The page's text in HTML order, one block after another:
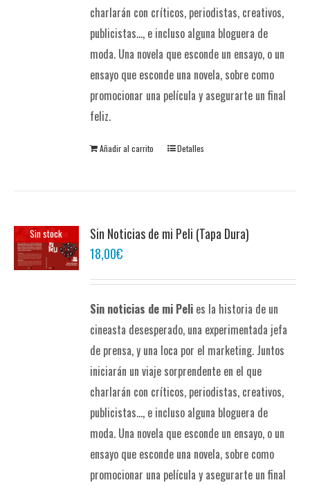
charlarán con críticos, periodistas, creativos,
publicistas..., e incluso alguna bloguera de
moda. Una novela que esconde un ensayo, o un
ensayo que esconde una novela, sobre como
promocionar una película y asegurarte un final
feliz.
Añadir al carrito Detalles
Sin stock
Sin Noticias de mi Peli (Tapa Dura)
18,00€
Sin noticias de mi Peli es la historia de un
cineasta desesperado, una experimentada jefa
de prensa, y una loca por el marketing. Juntos
iniciarán un viaje sorprendente en el que
charlarán con críticos, periodistas, creativos,
publicistas..., e incluso alguna bloguera de
moda. Una novela que esconde un ensayo, o un
ensayo que esconde una novela, sobre como
promocionar una película y asegurarte un final